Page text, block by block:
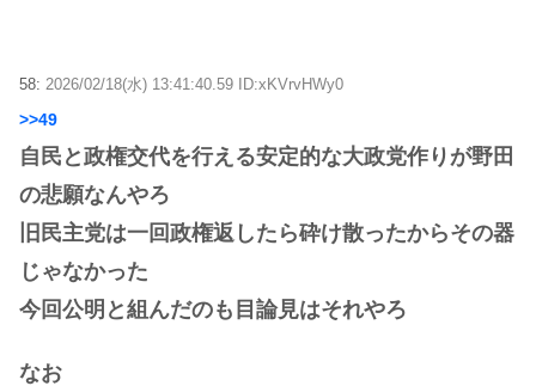
58: 2026/02/18(水) 13:41:40.59 ID:xKVrvHWy0
>>49
自民と政権交代を行える安定的な大政党作りが野田
の悲願なんやろ
旧民主党は一回政権返したら砕け散ったからその器
じゃなかった
今回公明と組んだのも目論見はそれやろ
なお